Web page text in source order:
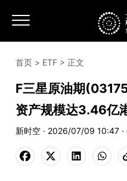
首页 > ETF > 正文
F三星原油期
资产规模达3.46亿
新时空 · 2026/07/09 10:47 ·